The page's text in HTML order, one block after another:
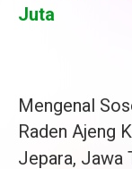
Juta
Mengenal
Raden Ajeng
Jepara, Jawa